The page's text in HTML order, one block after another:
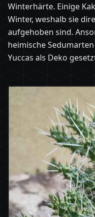
Winterhärte. Einige
Winter, weshalb sie
aufgehoben sind.
heimische
Yuccas als Deko